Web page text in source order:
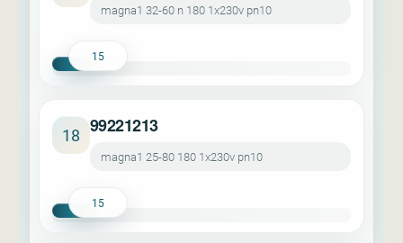
magna1 32-60 n 180 1x230v pn10
15
18 99221213
magna1 25-80 180 1x230v pn10
15